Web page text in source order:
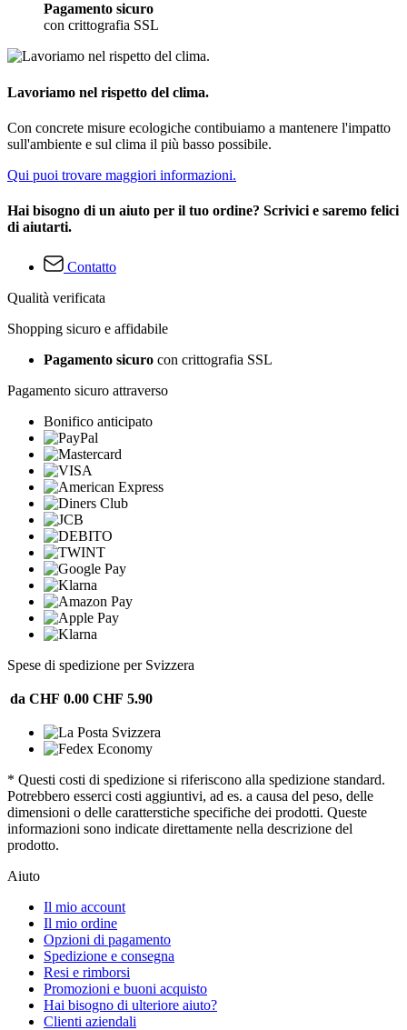
Pagamento sicuro
con crittografia SSL
Lavoriamo nel rispetto del clima.
Con concrete misure ecologiche contibuiamo a mantenere l'impatto
sull'ambiente e sul clima il più basso possibile.
Qui puoi trovare maggiori informazioni.
Hai bisogno di un aiuto per il tuo ordine? Scrivici e saremo felici
di aiutarti.
Contatto
Qualità verificata
Shopping sicuro e affidabile
Pagamento sicuro con crittografia SSL
Pagamento sicuro attraverso
Bonifico anticipato
Spese di spedizione per Svizzera
da CHF 0.00 CHF 5.90
* Questi costi di spedizione si riferiscono alla spedizione standard.
Potrebbero esserci costi aggiuntivi, ad es. a causa del peso, delle
dimensioni o delle caratterstiche specifiche dei prodotti. Queste
informazioni sono indicate direttamente nella descrizione del
prodotto.
Aiuto
Il mio account
Il mio ordine
Opzioni di pagamento
Spedizione e consegna
Resi e rimborsi
Promozioni e buoni acquisto
Hai bisogno di ulteriore aiuto?
Clienti aziendali